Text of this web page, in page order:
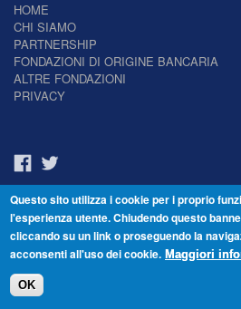
HOME
CHI SIAMO
PARTNERSHIP
FONDAZIONI DI ORIGINE BANCARIA
ALTRE FONDAZIONI
PRIVACY
Il Giornale delle
Reg. Tribunale n.7 del
© Fondazione Venezia 2000 - Dorsoduro
Questo sito utilizza i cookie per i proprio
l'esperienza utente. Chiudendo questo
cliccando su un link o proseguendo la
acconsenti all'uso dei cookie. Maggiori
OK